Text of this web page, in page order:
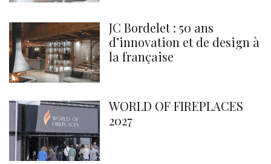
JC Bordelet : 50 ans
d’innovation et de design à
la française
WORLD OF FIREPLACES
2027